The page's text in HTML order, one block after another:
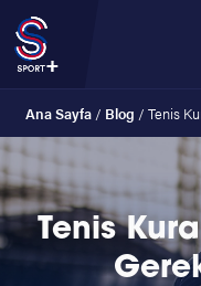
Ana Sayfa/ Blog / Tenis
Tenis